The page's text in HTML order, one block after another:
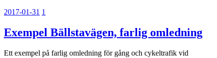
2017-01-31 1
Exempel Bällstavägen, farlig omledning
Ett exempel på farlig omledning för gång och cykeltrafik vid